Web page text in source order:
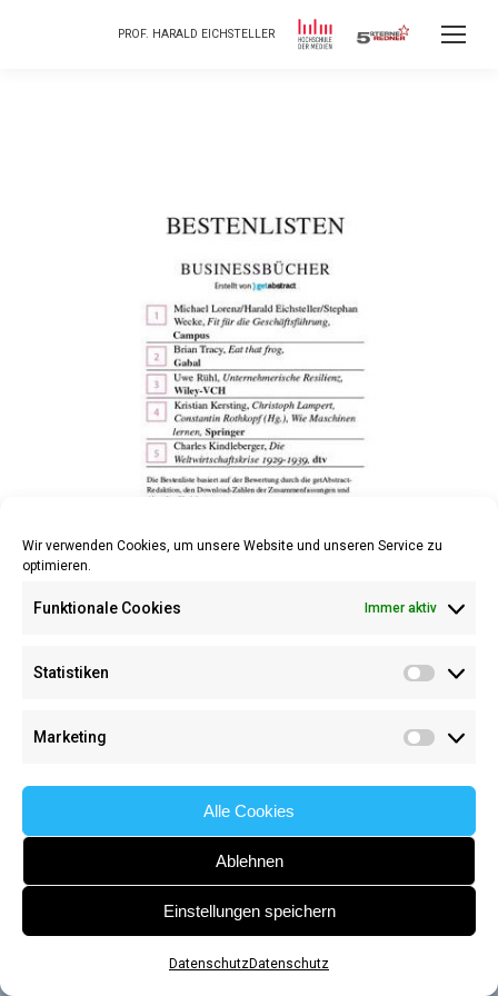
Wir verwenden Cookies, um unsere Website und unseren Service zu
optimieren.
Funktionale Cookies Immer aktiv
Statistiken
Marketing
Alle Cookies
Ablehnen
Einstellungen speichern
DatenschutzDatenschutz
PROF. HARALD EICHSTELLER
Impressum/Datenschutz